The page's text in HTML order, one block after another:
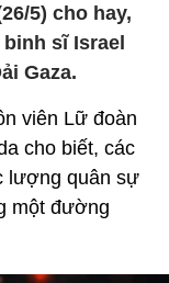
5) cho hay,
sĩ Israel
Gaza.
viên Lữ đoàn
cho biết, các
lượng quân sự
một đường